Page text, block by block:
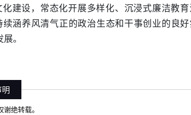
建设，常态化开展多样化、沉浸式廉洁教
涵养风清气正的政治生态和干事创业的良
。
绝转载。